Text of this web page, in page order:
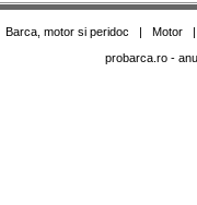
Barca, motor si peridoc | Motor
probarca.ro-